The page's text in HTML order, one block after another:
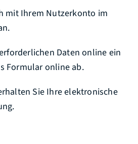
mit Ihrem Nutzerkonto im
Daten online ein
Formular online ab.
Sie Ihre elektronische